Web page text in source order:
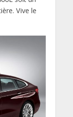
Vive le